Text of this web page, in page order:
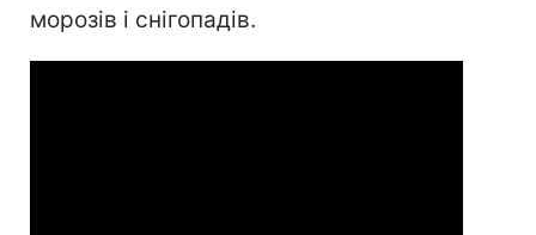
морозів і снігопадів.